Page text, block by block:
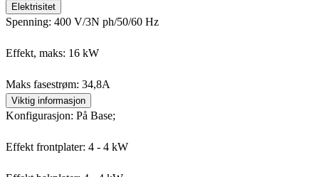
Elektrisitet
Spenning: 400 V/3N ph/50/60 Hz
Effekt, maks: 16 kW
Maks fasestrøm: 34,8A
Viktig informasjon
Konfigurasjon: På Base;
Effekt frontplater: 4 - 4 kW